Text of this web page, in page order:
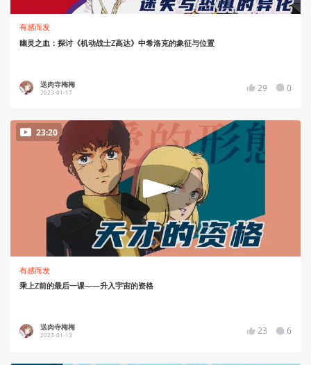
有感而发
幽灵之血：探讨《机动战士Z高达》中希洛克的象征与位置
送肉寺梅梅
2023-01-17 29 0
23:20
有感而发
乘上Z前的最后一课——升入宇宙的资格
送肉寺梅梅
2023-01-13 23 6